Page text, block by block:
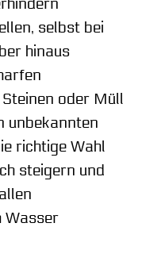
selbst bei
hinaus
oder Müll
unbekannten
richtige Wahl
steigern und
Wasser